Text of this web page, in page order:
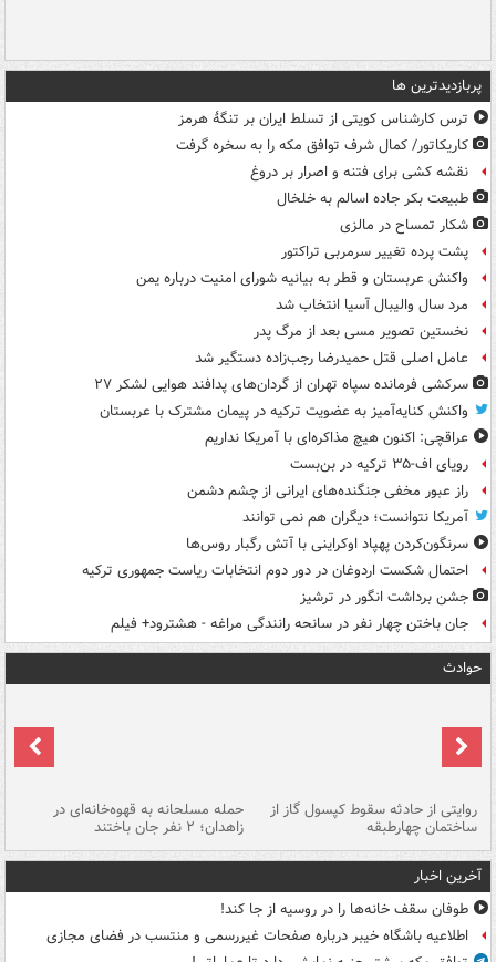
پربازدیدترین ها
ترس کارشناس کویتی از تسلط ایران بر تنگۀ هرمز
کاریکاتور/ کمال شرف توافق مکه را به سخره گرفت
نقشه کشی برای فتنه و اصرار بر دروغ
طبیعت بکر جاده اسالم به خلخال
شکار تمساح در مالزی
پشت پرده تغییر سرمربی تراکتور
واکنش عربستان و قطر به بیانیه شورای امنیت درباره یمن
مرد سال والیبال آسیا انتخاب شد
نخستین تصویر مسی بعد از مرگ پدر
عامل اصلی قتل حمیدرضا رجب‌زاده دستگیر شد
سرکشی فرمانده سپاه تهران از گردان‌های پدافند هوایی لشکر ۲۷
واکنش کنایه‌آمیز به عضویت ترکیه در پیمان مشترک با عربستان
عراقچی: اکنون هیچ مذاکره‌ای با آمریکا نداریم
رویای اف-۳۵ ترکیه در بن‌بست
راز عبور مخفی جنگنده‌های ایرانی از چشم دشمن
آمریکا نتوانست؛ دیگران هم نمی توانند
سرنگون‌کردن پهپاد اوکراینی با آتش رگبار روس‌ها
احتمال شکست اردوغان در دور دوم انتخابات ریاست جمهوری ترکیه
جشن برداشت انگور در ترشیز
جان باختن چهار نفر در سانحه رانندگی مراغه - هشترود+ فیلم
حوادث
روایتی از حادثه سقوط کپسول گاز از
ساختمان چهارطبقه
حمله مسلحانه به قهوه‌خانه‌ای در
زاهدان؛ ۲ نفر جان باختند
آخرین اخبار
طوفان سقف خانه‌ها را در روسیه از جا ‌کند!
اطلاعیه باشگاه خیبر درباره صفحات غیررسمی و منتسب در فضای مجازی